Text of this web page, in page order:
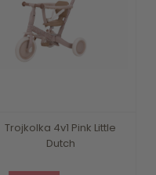
Trojkolka 4v1 Pink Little
Dutch